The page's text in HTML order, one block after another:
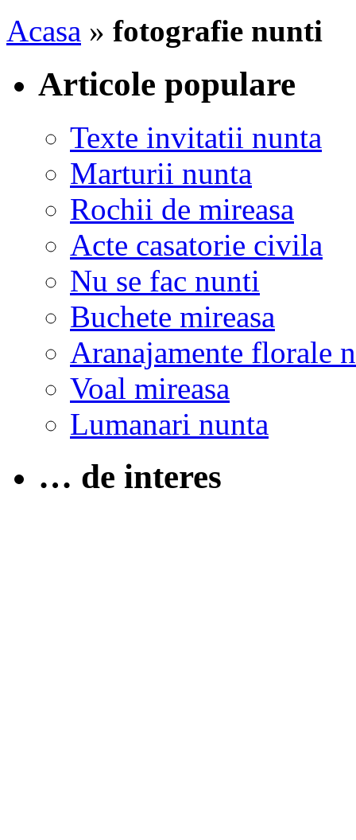
Acasa » fotografie nunti
Articole populare
Texte invitatii nunta
Marturii nunta
Rochii de mireasa
Acte casatorie civila
Nu se fac nunti
Buchete mireasa
Aranajamente florale
Voal mireasa
Lumanari nunta
… de interes